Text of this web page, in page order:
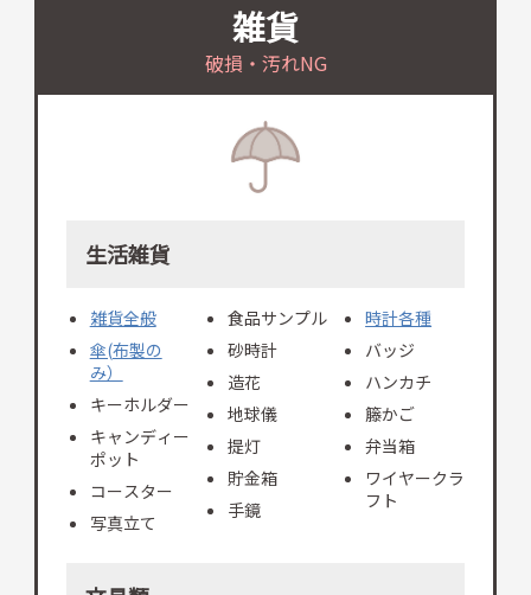
雑貨
破損・汚れNG
生活雑貨
雑貨全般
傘(布製の
み）
キーホルダー
キャンディー
ポット
コースター
写真立て
食品サンプル
砂時計
造花
地球儀
提灯
貯金箱
手鏡
時計各種
バッジ
ハンカチ
籐かご
弁当箱
ワイヤークラ
フト